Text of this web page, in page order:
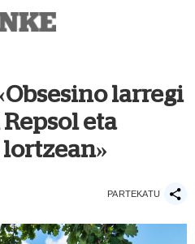
larregi
eta
PARTEKATU